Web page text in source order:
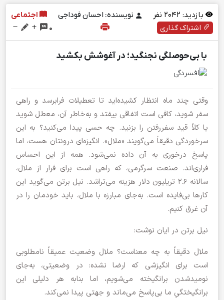
بازدید: نفر نویسنده: احسان فوداجی
اجتماعی
اشتراک گذاری
0
با بی‌حوصلگی نجنگید؛ در آغوشش بکشید
وقتی چند ماه انتظار کشیده‌اید تا تعطیلات فرابرسد و راهی
سفر شوید، کافی است اتفاقی بیفتد و به‌خاطر آن، معطل شوید
یا کلاً قید سفررفتن را بزنید. چه حسی پیدا می‌کنید؟ به این
سرخوردگی دقیقاً می‌گویند «ملال». انگیزه‌ای درونتان هست، اما
پاسخ درخوری به آن داده نمی‌شود. همه از این احساس
فراری‌اند. صنعت سرگرمی، که راهی است برای فرار از ملال،
سالانه ۲.۶ تریلیون دلار هزینه می‌تراشد. نیل برتن می‌گوید این
کارها بی‌فایده است. به‌جای مبارزه با ملال، باید خودمان را در
آن غرق کنیم.
نیل برتن در ایان نوشت:
ملال دقیقاً به چه معناست؟‌ ملال وضعیت عمیقاً نامطلوبی
است برای انگیزشی که ارضا نشده: در وضعیتی، به‌جای
نومیدشدن برانگیخته می‌شویم، اما بنابه هر دلیلی این
برانگیختگیِ ما بی‌پاسخ می‌ماند و جهتی پیدا نمی‌کند.